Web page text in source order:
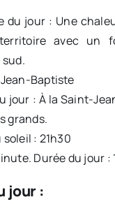
du jour : Une
avec un
sud.
Jean-Baptiste
jour : À la Saint-
grands.
: 21h30
Durée du jour :
jour :